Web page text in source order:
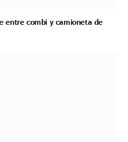
entre combi y camioneta de